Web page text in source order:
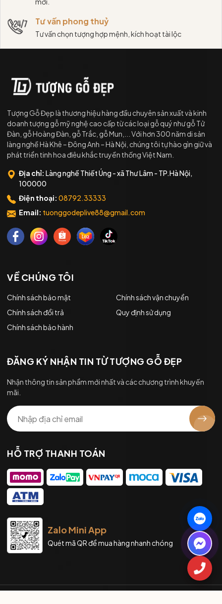
Tư vấn phong thuỷ
Tư vấn chọn tượng hợp mệnh, kích hoạt tài lộc
Tượng Gỗ Đẹp là thương hiệu hàng đầu chuyên sản xuất và kinh
doanh tượng gỗ mỹ nghệ cao cấp từ các loại gỗ quý như gỗ Tử
Đàn, gỗ Hoàng Đàn, gỗ Trắc, gỗ Mun,... Với hơn 300 năm di sản
làng nghề Hà Khê – Đông Anh – Hà Nội, chúng tôi tự hào gìn giữ và
phát triển tinh hoa điêu khắc truyền thống Việt Nam.
Địa chỉ: Làng nghề Thiết Úng - xã Thư Lâm - TP.Hà Nội,
100000
Điện thoại: 08792.33333
Email: tuonggodeplive88@gmail.com
VỀ CHÚNG TÔI
Chính sách bảo mật
Chính sách vận chuyển
Chính sách đổi trả
Quy định sử dụng
Chính sách bảo hành
ĐĂNG KÝ NHẬN TIN TỪ TƯỢNG GỖ ĐẸP
Nhận thông tin sản phẩm mới nhất và các chương trình khuyến
mãi.
HỖ TRỢ THANH TOÁN
Zalo Mini App
Quét mã QR để mua hàng nhanh chóng